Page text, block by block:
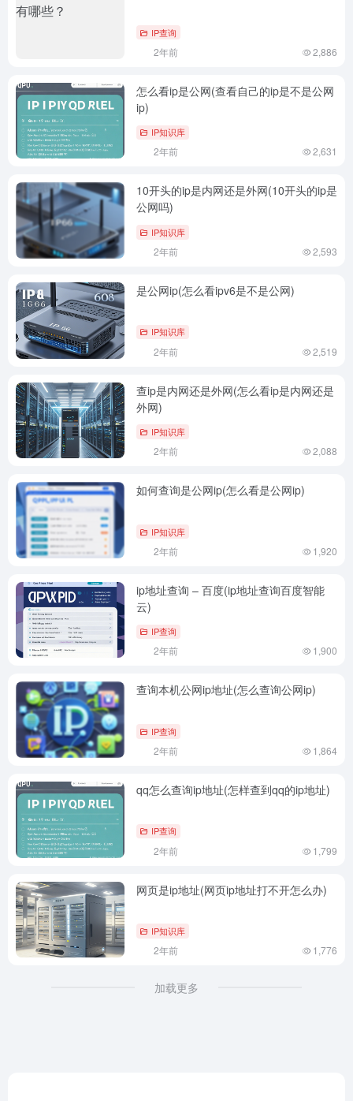
IP查询
2年前 2,886
怎么看ip是公网(查看自己的ip是不是公网
ip)
IP知识库
2年前 2,631
10开头的ip是内网还是外网(10开头的ip是
公网吗)
IP知识库
2年前 2,593
是公网ip(怎么看ipv6是不是公网)
IP知识库
2年前 2,519
查ip是内网还是外网(怎么看ip是内网还是
外网)
IP知识库
2年前 2,088
如何查询是公网ip(怎么看是公网ip)
IP知识库
2年前 1,920
ip地址查询 – 百度(ip地址查询百度智能
云)
IP查询
2年前 1,900
查询本机公网ip地址(怎么查询公网ip)
IP查询
2年前 1,864
qq怎么查询ip地址(怎样查到qq的ip地址)
IP查询
2年前 1,799
网页是ip地址(网页ip地址打不开怎么办)
IP知识库
2年前 1,776
加载更多